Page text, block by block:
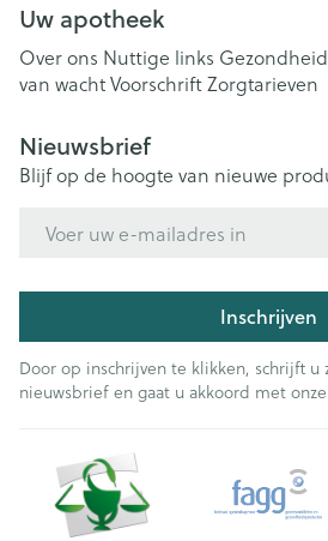
Uw apotheek
Over ons Nuttige links
van wachtVoorschriftZorgtarieven
Nieuwsbrief
Blijf op de hoogte van nieuwe
Inschrijven
Door op inschrijven te klikken, schrijft u
nieuwsbrief en gaat u akkoord met onze